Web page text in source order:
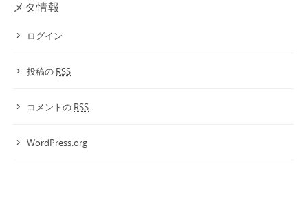
メタ情報
ログイン
投稿の RSS
コメントの RSS
WordPress.org